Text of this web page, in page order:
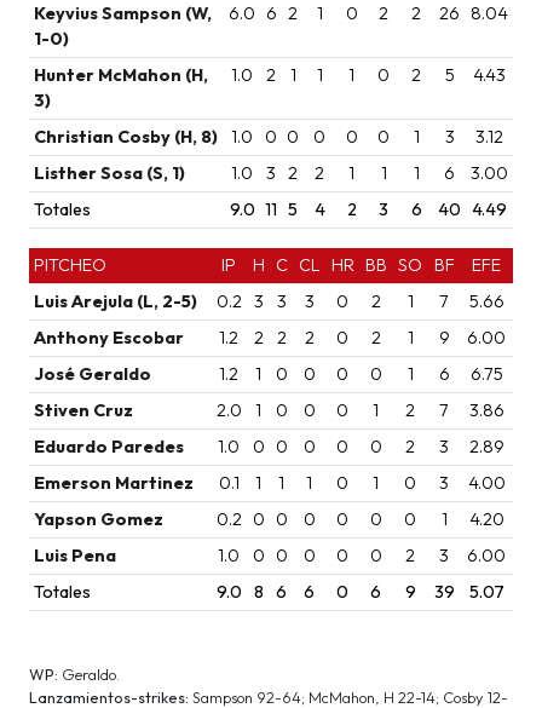
Keyvius Sampson (W,
1-0)
6.0 6 2 1 0 2 2 26 8.04
Hunter McMahon (H,
3)
1.0 2 1 1 1 0 2 5 4.43
Christian Cosby (H, 8) 1.0 0 0 0 0 0 1 3
3.12
Listher Sosa (S, 1)
1.0 3 2 2 1 1 1 6
3.00
Totales
9.0 11 5 4 2 3 6 40 4.49
PITCHEO IP H C CL HR BB SO BF
EFE
Luis Arejula (L, 2-5)
0.2 3 3 3 0 2 1 7
5.66
Anthony Escobar
1.2 2 2 2 0 2 1 9
6.00
José Geraldo
1.2 1 0 0 0 0 1 6
6.75
Stiven Cruz
2.0 1 0 0 0 1 2 7
3.86
Eduardo Paredes
1.0 0 0 0 0 0 2 3
2.89
Emerson Martinez
0.1 1 1 1 0 1 0 3
4.00
Yapson Gomez
0.2 0 0 0 0 0 0 1
4.20
Luis Pena
1.0 0 0 0 0 0 2 3
6.00
Totales
9.0 8 6 6 0 6 9 39 5.07
WP: Geraldo.
Lanzamientos-strikes: Sampson 92-64; McMahon, H 22-14; Cosby 12-